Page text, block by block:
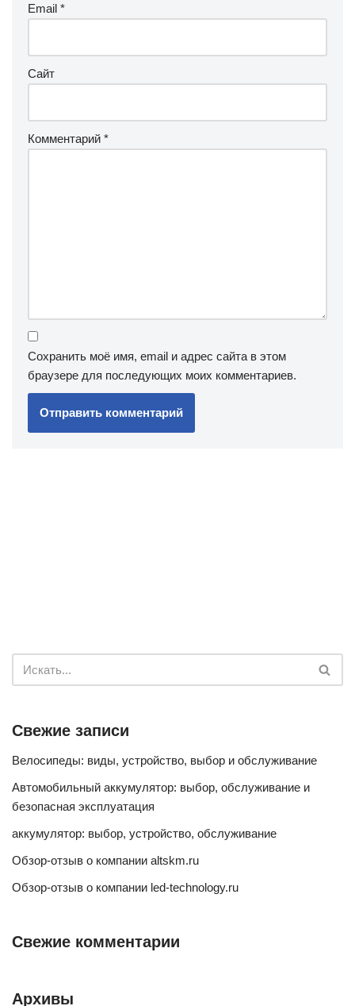
Email *
Сайт
Комментарий *
Сохранить моё имя, email и адрес сайта в этом
браузере для последующих моих комментариев.
Свежие записи
Велосипеды: виды, устройство, выбор и обслуживание
Автомобильный аккумулятор: выбор, обслуживание и
безопасная эксплуатация
аккумулятор: выбор, устройство, обслуживание
Обзор-отзыв о компании altskm.ru
Обзор-отзыв о компании led-technology.ru
Свежие комментарии
Архивы